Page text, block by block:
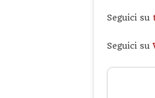
Seguici su
Seguici su